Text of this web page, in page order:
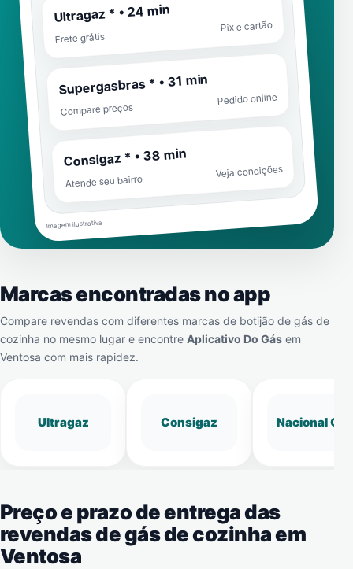
Ultragaz * • 24 min
Frete grátis
Pix e cartão
Supergasbras * • 31 min
Compare preços
Pedido online
Consigaz * • 38 min
Atende seu bairro
Veja condições
Imagem ilustrativa
Marcas encontradas no app
Compare revendas com diferentes marcas de botijão de gás de
cozinha no mesmo lugar e encontre Aplicativo Do Gás em
Ventosa com mais rapidez.
Ultragaz Consigaz Nacional Gás
Preço e prazo de entrega das
revendas de gás de cozinha em
Ventosa